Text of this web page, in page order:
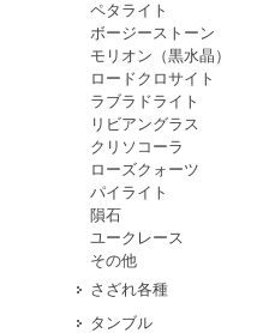
ペタライト
ボージーストーン
モリオン（黒水晶）
ロードクロサイト
ラブラドライト
リビアングラス
クリソコーラ
ローズクォーツ
パイライト
隕石
ユークレース
その他
さざれ各種
タンブル